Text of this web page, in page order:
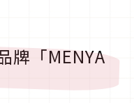
牌「MENYA